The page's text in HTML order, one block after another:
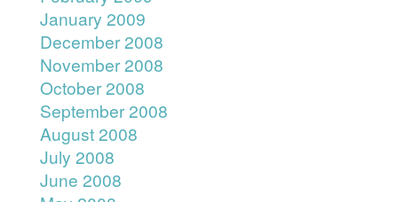
January 2009
December 2008
November 2008
October 2008
September 2008
August 2008
July 2008
June 2008